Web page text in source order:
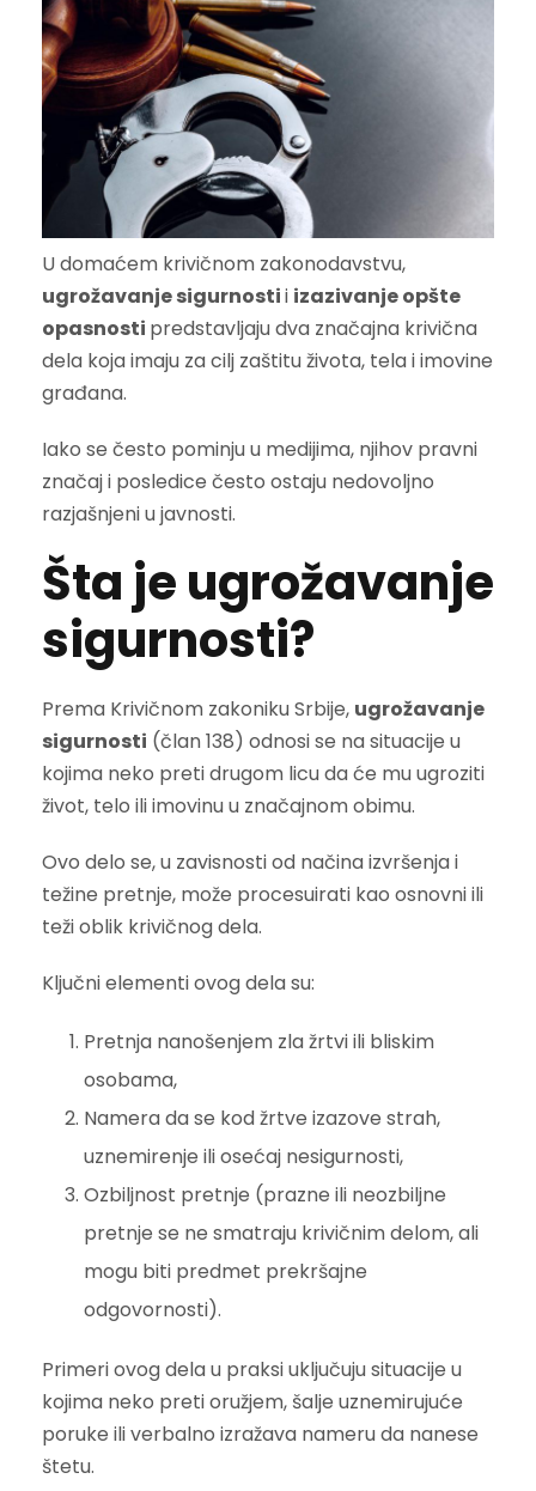
U domaćem krivičnom zakonodavstvu,
ugrožavanje sigurnostii izazivanje opšte
opasnosti predstavljaju dva značajna krivična
dela koja imaju za cilj zaštitu života, tela i imovine
građana.
Iako se često pominju u medijima, njihov pravni
značaj i posledice često ostaju nedovoljno
razjašnjeni u javnosti.
Šta je ugrožavanje
sigurnosti?
Prema Krivičnom zakoniku Srbije, ugrožavanje
sigurnosti (član 138) odnosi se na situacije u
kojima neko preti drugom licu da će mu ugroziti
život, telo ili imovinu u značajnom obimu.
Ovo delo se, u zavisnosti od načina izvršenja i
težine pretnje, može procesuirati kao osnovni ili
teži oblik krivičnog dela.
Ključni elementi ovog dela su:
Pretnja nanošenjem zla žrtvi ili bliskim
osobama,
Namera da se kod žrtve izazove strah,
uznemirenje ili osećaj nesigurnosti,
Ozbiljnost pretnje (prazne ili neozbiljne
pretnje se ne smatraju krivičnim delom, ali
mogu biti predmet prekršajne
odgovornosti).
Primeri ovog dela u praksi uključuju situacije u
kojima neko preti oružjem, šalje uznemirujuće
poruke ili verbalno izražava nameru da nanese
štetu.